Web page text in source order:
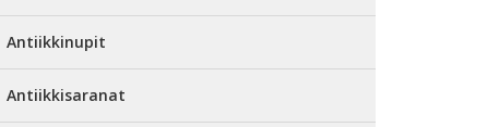
Antiikkinupit
Antiikkisaranat